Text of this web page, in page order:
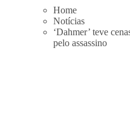
Home
Notícias
‘Dahmer’ teve
pelo assassino